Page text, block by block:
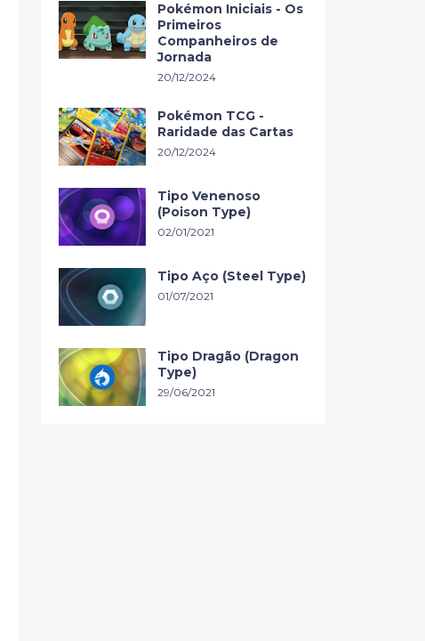
Pokémon Iniciais - Os
Primeiros
Companheiros de
Jornada
20/12/2024
Pokémon TCG -
Raridade das Cartas
20/12/2024
Tipo Venenoso
(Poison Type)
02/01/2021
Tipo Aço (Steel Type)
01/07/2021
Tipo Dragão (Dragon
Type)
29/06/2021